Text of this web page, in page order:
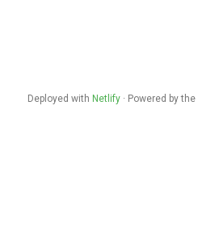
Deployed with Netlify· Powered by the